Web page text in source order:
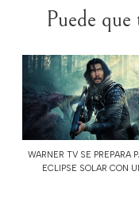
Puede
WARNER TV SE PREPARA
ECLIPSE SOLAR CON